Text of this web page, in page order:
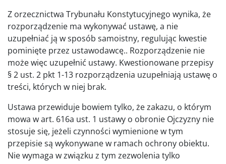
Z orzecznictwa Trybunału Konstytucyjnego wynika, że
rozporządzenie ma wykonywać ustawę, a nie
uzupełniać ją w sposób samoistny, regulując kwestie
pominięte przez ustawodawcę.. Rozporządzenie nie
może więc uzupełnić ustawy. Kwestionowane przepisy
§ 2 ust. 2 pkt 1-13 rozporządzenia uzupełniają ustawę o
treści, których w niej brak.
Ustawa przewiduje bowiem tylko, że zakazu, o którym
mowa w art. 616a ust. 1 ustawy o obronie Ojczyzny nie
stosuje się, jeżeli czynności wymienione w tym
przepisie są wykonywane w ramach ochrony obiektu.
Nie wymaga w związku z tym zezwolenia tylko